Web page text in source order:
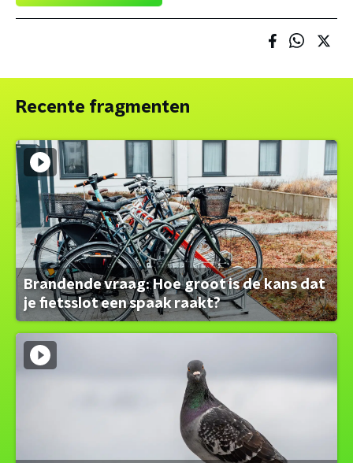
Recente fragmenten
Brandende vraag: Hoe groot is de kans dat
je fietsslot een spaak raakt?